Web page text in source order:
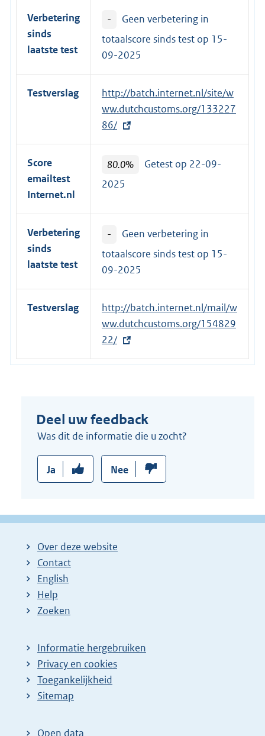
Verbetering
sinds
laatste test
-
Geen verbetering in
totaalscore sinds test op 15-
09-2025
Testverslag
E
x
t
e
e
k
:
http://batch.internet.nl/site/w
ww.dutchcustoms.org/133227
86/
Score
emailtest
Internet.nl
80.0%
Getest op 22-09-
2025
Verbetering
sinds
laatste test
-
Geen verbetering in
totaalscore sinds test op 15-
09-2025
Testverslag
E
x
t
e
l
i
:
http://batch.internet.nl/mail/w
ww.dutchcustoms.org/154829
22/
Deel uw feedback
Was dit de informatie die u zocht?
Ja Nee
Over deze website
Contact
English
Help
Zoeken
Informatie hergebruiken
Privacy en cookies
Toegankelijkheid
Sitemap
Open data